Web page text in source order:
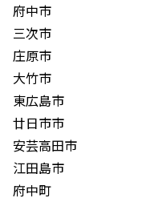
府中市
三次市
庄原市
大竹市
東広島市
廿日市市
安芸高田市
江田島市
府中町